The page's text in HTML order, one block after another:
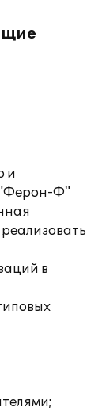
и
"Ферон-Ф"
в